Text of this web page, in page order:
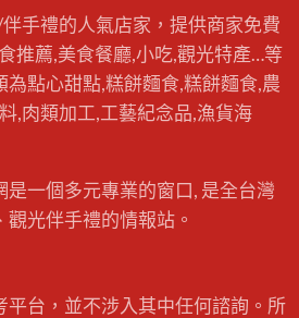
手禮的人氣店家，提供商家免費
推薦,美食餐廳,小吃,觀光特產…等
點心甜點,糕餅麵食,糕餅麵食,農
,肉類加工,工藝紀念品,漁貨海
是一個多元專業的窗口, 是全台灣
光伴手禮的情報站。
平台，並不涉入其中任何諮詢。所